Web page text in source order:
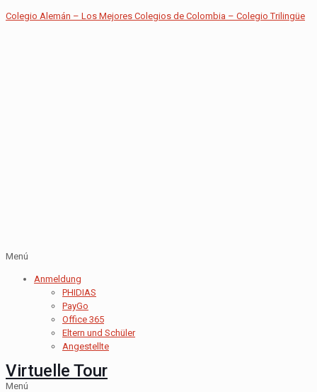
Colegio Alemán – Los Mejores Colegios de Colombia – Colegio Trilingüe
Menú
Anmeldung
PHIDIAS
PayGo
Office 365
Eltern und Schüler
Angestellte
Virtuelle Tour
Menú